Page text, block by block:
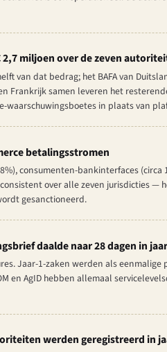
miljoen over de zeven
van dat bedrag; het BAFA van
Frankrijk samen leveren het
in plaats van
betalingsstromen
consumenten-bankinterfaces (circa
over alle zeven jurisdicties —
gesanctioneerd.
daalde naar 28 dagen in
Jaar-1-zaken werden als
en AgID hebben allemaal
werden geregistreerd in